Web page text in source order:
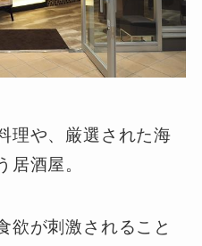
理や、厳選された海
居酒屋。
欲が刺激されること